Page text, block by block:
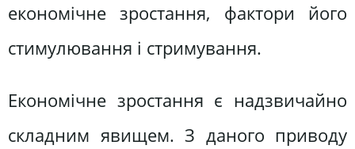
економічне зростання, фактори його
стимулювання і стримування.
Економічне зростання є надзвичайно
складним явищем. З даного приводу